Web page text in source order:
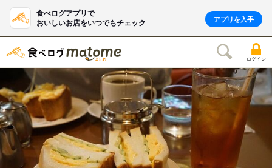
食べログアプリで
おいしいお店をいつでもチェック
アプリを入手
ログイン